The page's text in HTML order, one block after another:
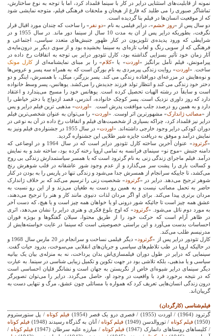
نمونه از قابلیت‌های استثنایی درایر در کار با سینما قلمداد کرد، اما با توجه به نوع ساختارش،
تماشاگر صبوری را می طلبد که فارغ از هیجان و ملحقات فرهنگی فیلم، متوجه نمایشی شود
که از موقعیت انسان‌ها در فیلم بنا گردیده است.
دو سال پس از «روز خشم »، درایر فیلمی به نام «دو نفر » را ساخت که چندان مورد اقبال قرار
نگرفت، بطوریکه درایر پس از ان به مدت 10 سال از سینما دور ماند. در سال 1955 و در
شرایطی که ورود پدیده‌ی تلویزیون در کنار ظهور جنبش‌های متعدد سیاسی، اجتماعی و
فرهنگی که از سویی رنگ و لعاب تازه‌ای به سینما بخشیده بود و از سوی دیگر بر درون‌مایه‌ی
آثار زمان خود تأثیر بسزایی گذاشته بود، کارل تئودور درایر بی توجه به اتفاقات رخ داده در
پیرامونش، فیلم تأمل برانگیز « اوردت» یا «کلام» را بر مبنای نمایشنامه‌ای ازکارل مونک
ساخت. « اوردت» روایت زندگی پیرمردی به نام بورگن است که به همراه سه پسر و عروس‌ها
و نوه‌هایش در مزرعه‌ای دورافتاده زندگی می کند. پسر بزرگتر، میکل، با همسرش، اینگر و دو
دختر خود زندگی می کند و انتظار تولد فرزند جدیدش را می‌کشد. یوهانس، پسر وسط خانواده
است و سابقاً در رشته الهیات تحصیل کرده است. یوهانس خود را مسیح می‌پندارد و اعتقاد
دارد که روز داوری نزدیک است. پسر کوچک خانواده، آندرس، قصد ازدواج با دختر خیاطی را
دارد و به همین رو درصدد جلب موافقت پدرش است.
« اوردت» مذهبی ترین فیلم درایر و پس
از «مصائب ژاندارک» مشهورترین اثر اوست. « اوردت» را می‌توان به عنوان شخصی‌ترین فیلم
درایر نیز قلمداد کرد، چراکه بسیاری از شخصیت‌های فیلم و اتفاقات رخ داده در آن به نوعی در
دوران کودکی درایر وجود خارجی داشته‌اند. « اوردت
» در سال 1955 در جشنواره‌ی فیلم ونیز به
نمایش درآمد و موفق به دریافت جایزه شیر طلایی این جشنواره گردید.
«گرترود
» عنوان آخرین ساخته کارل تئودور درایر است که در سال 1964 و در اوضاعی که
دامنه جنبش «موج نو» سینمای فرانسه به تمامی اروپا رخنه کرده بود، ساخته شد و به نمایش
درآمد. فیلم ماجرای زندگی زنی به نام گرترود است که با همسر سیاستمدارش زندگی بی روح
و کسالت باری را پشت سر می‌گذارد و از عدم وجود شور عاشقانه در قلب شوهرش رنج
می‌کشد، تا جاییکه سرانجام از همسرش جدا می‌شود و زندگی تنها در پاریس را به بودن در کنار
شوهر ترجیح می‌دهد. درایر در «گرترود » شخصیت زنی را ترسیم می‌کند که بر خلاف ژاندارک
حاضر به تحمل مصائب نیست و به همین رو دست به طغیان می‌زند و از این رو نسبت به
مردان برتری پیدا می‌کند. برای او اگر مردان لذات دنیوی مانند کار و هنر را ترجیح می‌دهند،
عشق همه چیز است تا جائیکه شور درونی او یا خواهان همه چیز است و یا هیچ، که دست آخر
به مورد دوم نائل می‌شود. «گرترود » که اوج بلوغ فکری و هنری درایر را نشان می‌دهد، اثری
در ظاهر آرام است که حرکت خود را از طریق محتوا، سیلان گفتگوها و بویژه فوران
احساسات بدست می‌آورد و این براستی خصوصیتی است که سینما در غایت خواسته‌هایش از
مدرنیسم طلب می‌کند.
کارل تئودور درایر پس از «گرترود
» دیگر فیلمی نساخت و سرانجام در 20 مارس سال 1968 و
در حالیکه اروپا در طب تلاطم‌های سیاسی و جریان‌های انقلابی می‌سوخت، بدرود حیات گفت.
سینمایی که درایر در طول دوران فیلمسازی‌اش بدان پرداخت، نه به منزله‌ی بیان یک بیانیه
سیاسی و یا مذهبی، بلکه تلاشی بود در جهت تکوین و تکمیل زیبایی شناسی در سینما. به عبارت
دیگر سینمای درایر شیوه‌ای خاص از نگریستن به جهان است و نشانگر قلیان احساسی است
که در نتیجه برخورد فرد با واقعیت در وجود او، حاصل می‌گردد. درایر را می‌توان تصویرگر
درون زندگی انسان‌هایی تعریف کرد که همواره با مسائلی چون عشق، مرگ و تنهایی دست به
گریبان‌اند.
فیلم‌شناسی (کارگردان)
گرترود (1964) / اوردت (1955) / قصری درو یک قصر (1954)
فیلم کوتاه / پل ستورستروم
(1950)
فیلم کوتاه / توروالدسن (1949) فیلم کوتاه/ آنان به گذرگاه رسیدند (1948)
فیلم کوتاه
/ کلیساهای روستاهای دانمارک (1947)
فیلم کوتاه / مبارزه علیه سرطان (1947) فیلم کوتاه /